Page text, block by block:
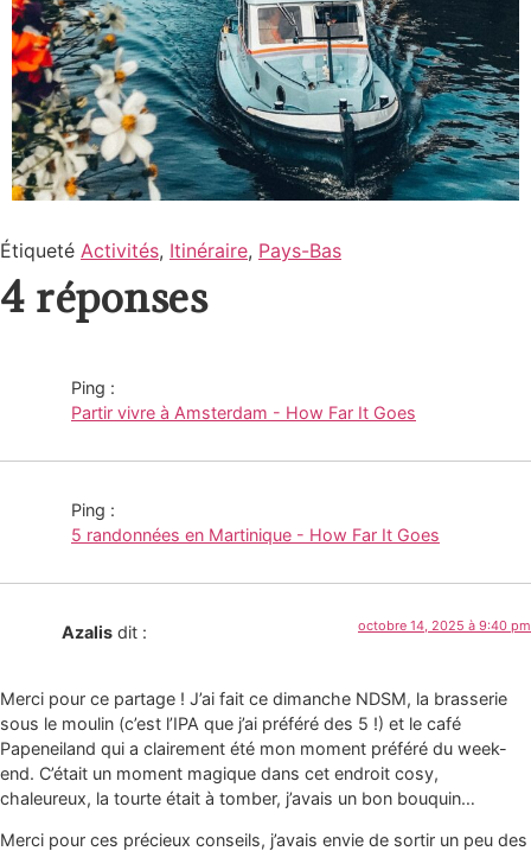
Étiqueté Activités, Itinéraire, Pays-Bas
4 réponses
Ping :
Partir vivre à Amsterdam - How Far It Goes
Ping :
5 randonnées en Martinique - How Far It Goes
Azalis dit : octobre 14, 2025 à 9:40 pm
Merci pour ce partage ! J’ai fait ce dimanche NDSM, la brasserie
sous le moulin (c’est l’IPA que j’ai préféré des 5 !) et le café
Papeneiland qui a clairement été mon moment préféré du week-
end. C’était un moment magique dans cet endroit cosy,
chaleureux, la tourte était à tomber, j’avais un bon bouquin…
Merci pour ces précieux conseils, j’avais envie de sortir un peu des